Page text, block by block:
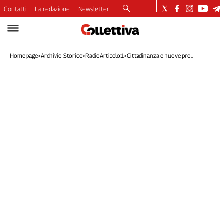
Video
Dirette
Contatti La redazione Newsletter
Home page>Archivio Storico>RadioArticolo1>Cittadinanza e nuove pro...